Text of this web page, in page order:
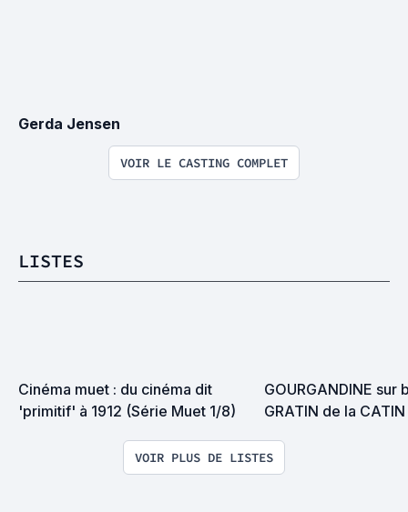
Gerda Jensen
VOIR LE CASTING COMPLET
LISTES
Cinéma muet : du cinéma dit
'primitif' à 1912 (Série Muet 1/8)
GOURGANDINE sur
GRATIN de la CATIN
VOIR PLUS DE LISTES